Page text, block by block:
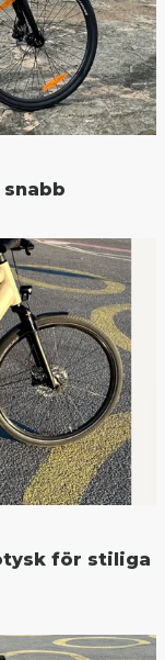
snabb
för stiliga